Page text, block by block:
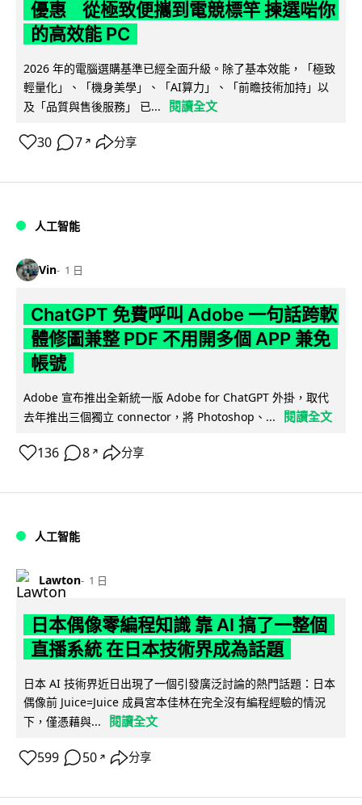
優惠 從極致便攜到電競標竿 揀選啱你
的高效能 PC
2026 年的電腦選購基準已經全面升級。除了基本效能，「極致
輕量化」、「機身美學」、「AI算力」、「前瞻技術加持」以
及「品質與售後服務」 已...
閱讀全文
30 7 ↗ 分享
人工智能
Vin 1 日
ChatGPT 免費呼叫 Adobe 一句話跨軟
體修圖兼整 PDF 不用開多個 APP 兼免
帳號
Adobe 宣布推出全新統一版 Adobe for ChatGPT 外掛，取代
去年推出三個獨立 connector，將 Photoshop、...
閱讀全文
136 8 ↗ 分享
人工智能
Lawton 1 日
日本偶像零編程知識 靠 AI 搞了一整個
直播系統 在日本技術界成為話題
日本 AI 技術界近日出現了一個引發廣泛討論的熱門話題：日本
偶像前 Juice=Juice 成員宮本佳林在完全沒有編程經驗的情況
下，僅憑藉與...
閱讀全文
599 50 ↗ 分享